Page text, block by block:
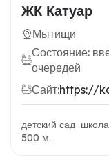
ЖК Катуар
Мытищи
Состояние:
очередей
Сайт:https://
детский сад
500 м.